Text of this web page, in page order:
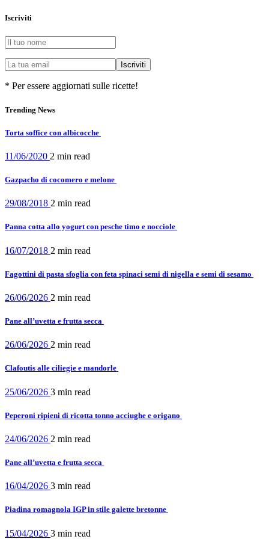
Iscriviti
* Per essere aggiornati sulle ricette!
Trending News
Torta soffice con albicocche
11/06/2020 2 min read
Gazpacho di cocomero e melone
29/08/2018 2 min read
Panna cotta allo yogurt con pesche timo e nocciole
16/07/2018 2 min read
Fagottini di pasta sfoglia con feta spinaci semi di nigella e semi di sesamo
26/06/2026 2 min read
Pane all’uvetta e frutta secca
26/06/2026 2 min read
Clafoutis alle ciliegie e mandorle
25/06/2026 3 min read
Peperoni ripieni di ricotta tonno acciughe e origano
24/06/2026 2 min read
Pane all’uvetta e frutta secca
16/04/2026 3 min read
Piadina romagnola IGP in stile galette bretonne
15/04/2026 3 min read